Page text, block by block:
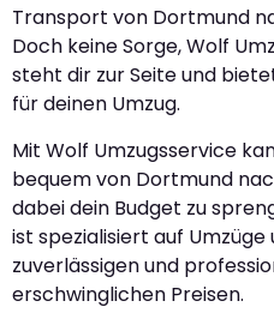
Transport von Dortmund
Doch keine Sorge, Wolf
steht dir zur Seite und
für deinen Umzug.
Mit Wolf Umzugsservice
bequem von Dortmund
dabei dein Budget zu
ist spezialisiert auf
zuverlässigen und
erschwinglichen Preisen.